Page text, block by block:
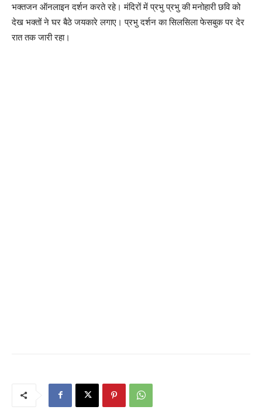
भक्तजन ऑनलाइन दर्शन करते रहे। मंदिरों में प्रभु प्रभु की मनोहारी छवि को
देख भक्तों ने घर बैठे जयकारे लगाए। प्रभु दर्शन का सिलसिला फेसबुक पर देर
रात तक जारी रहा।